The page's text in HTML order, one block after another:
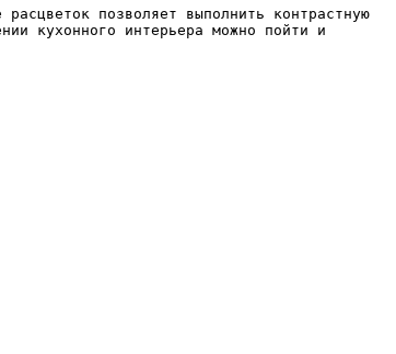
позволяет выполнить контрастную
кухонного интерьера можно пойти и